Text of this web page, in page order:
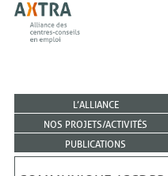
L’ALLIANCE
NOS PROJETS/ACTIVITÉS
PUBLICATIONS